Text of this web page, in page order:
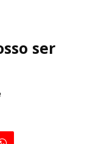
ser